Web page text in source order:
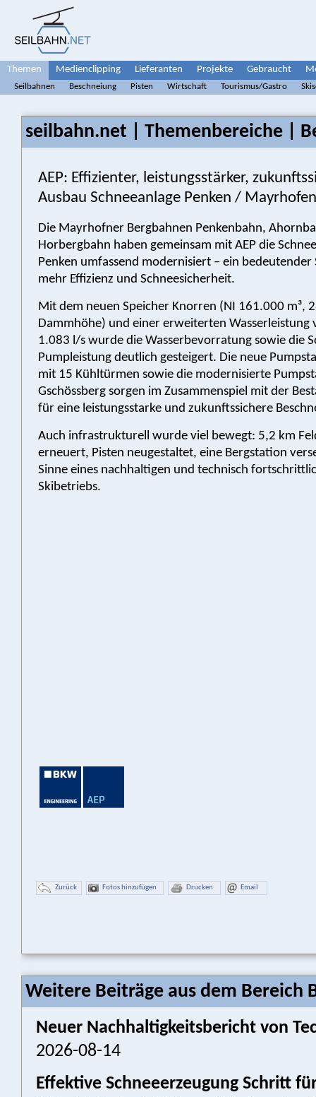
Themen Medienclipping Lieferanten Projekte Gebraucht
Seilbahnen Beschneiung Pisten Wirtschaft Tourismus/Gastro
seilbahn.net | Themenbereiche |
AEP: Effizienter, leistungsstärker,
Ausbau Schneeanlage Penken / Mayrhofen
Die Mayrhofner Bergbahnen Penkenbahn,
Horbergbahn haben gemeinsam mit AEP die
Penken umfassend modernisiert – ein
mehr Effizienz und Schneesicherheit.
Mit dem neuen Speicher Knorren (NI 161.000 m³,
Dammhöhe) und einer erweiterten Wasserleistung
1.083 l/s wurde die Wasserbevorratung sowie die
Pumpleistung deutlich gesteigert. Die neue
mit 15 Kühltürmen sowie die modernisierte
Gschössberg sorgen im Zusammenspiel mit der
für eine leistungsstarke und zukunftssichere
Auch infrastrukturell wurde viel bewegt: 5,2 km
erneuert, Pisten neugestaltet, eine Bergstation
Sinne eines nachhaltigen und technisch
Skibetriebs.
Zurück Fotos hinzufügen Drucken Email
Weitere Beiträge aus dem Bereich
Neuer Nachhaltigkeitsbericht von
2026-08-14
Effektive Schneeerzeugung Schritt